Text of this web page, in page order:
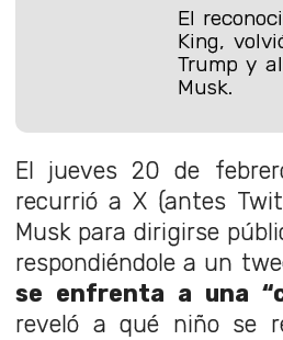
El
King,
Trump y
Musk.
El jueves 20 de
recurrió a X (antes
Musk para dirigirse
respondiéndole a un
se enfrenta a una
reveló a qué niño se